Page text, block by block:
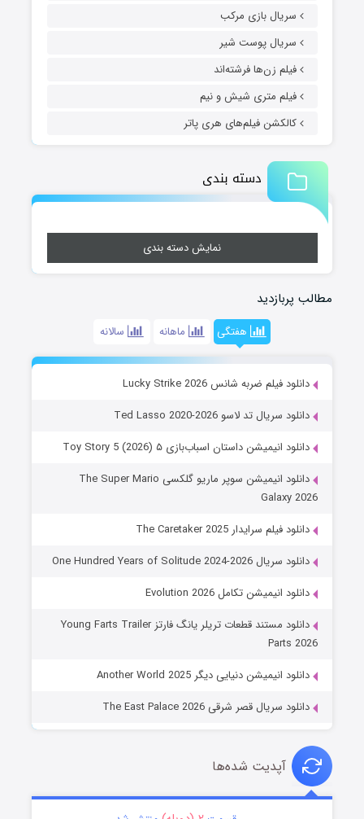
سریال بازی مرکب
سریال پوست شیر
فیلم زن‌ها فرشته‌اند
فیلم متری شیش و نیم
کالکشن فیلم‌های هری پاتر
دسته بندی
نمایش دسته بندی
مطالب پربازدید
هفتگی ماهانه سالانه
دانلود فیلم ضربه شانس Lucky Strike 2026
دانلود سریال تد لاسو Ted Lasso 2020-2026
دانلود انیمیشن داستان اسباب‌بازی ۵ Toy Story 5 (2026)
دانلود انیمیشن سوپر ماریو گلکسی The Super Mario
Galaxy 2026
دانلود فیلم سرایدار The Caretaker 2025
دانلود سریال One Hundred Years of Solitude 2024-2026
دانلود انیمیشن تکامل Evolution 2026
دانلود مستند قطعات تریلر یانگ فارتز Young Farts Trailer
Parts 2026
دانلود انیمیشن دنیایی دیگر Another World 2025
دانلود سریال قصر شرقی The East Palace 2026
آپدیت شده‌ها